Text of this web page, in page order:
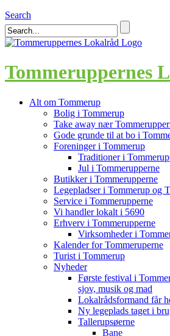
Search
Tommeruppernes
Alt om Tommerup
Bolig i Tommerup
Take away nær
Gode grunde til at bo i
Foreninger i Tommerup
Traditioner i
Jul i Tommerupperne
Butikker i Tommerupperne
Legepladser i Tommerup og
Service i Tommerupperne
Vi handler lokalt i 5690
Erhverv i Tommerupperne
Virksomheder i
Kalender for Tommeruperne
Turist i Tommerup
Nyheder
Første festival i
sjov, musik og mad
Lokalrådsformand får
Ny legeplads taget i
Tallerupsøerne
Bane